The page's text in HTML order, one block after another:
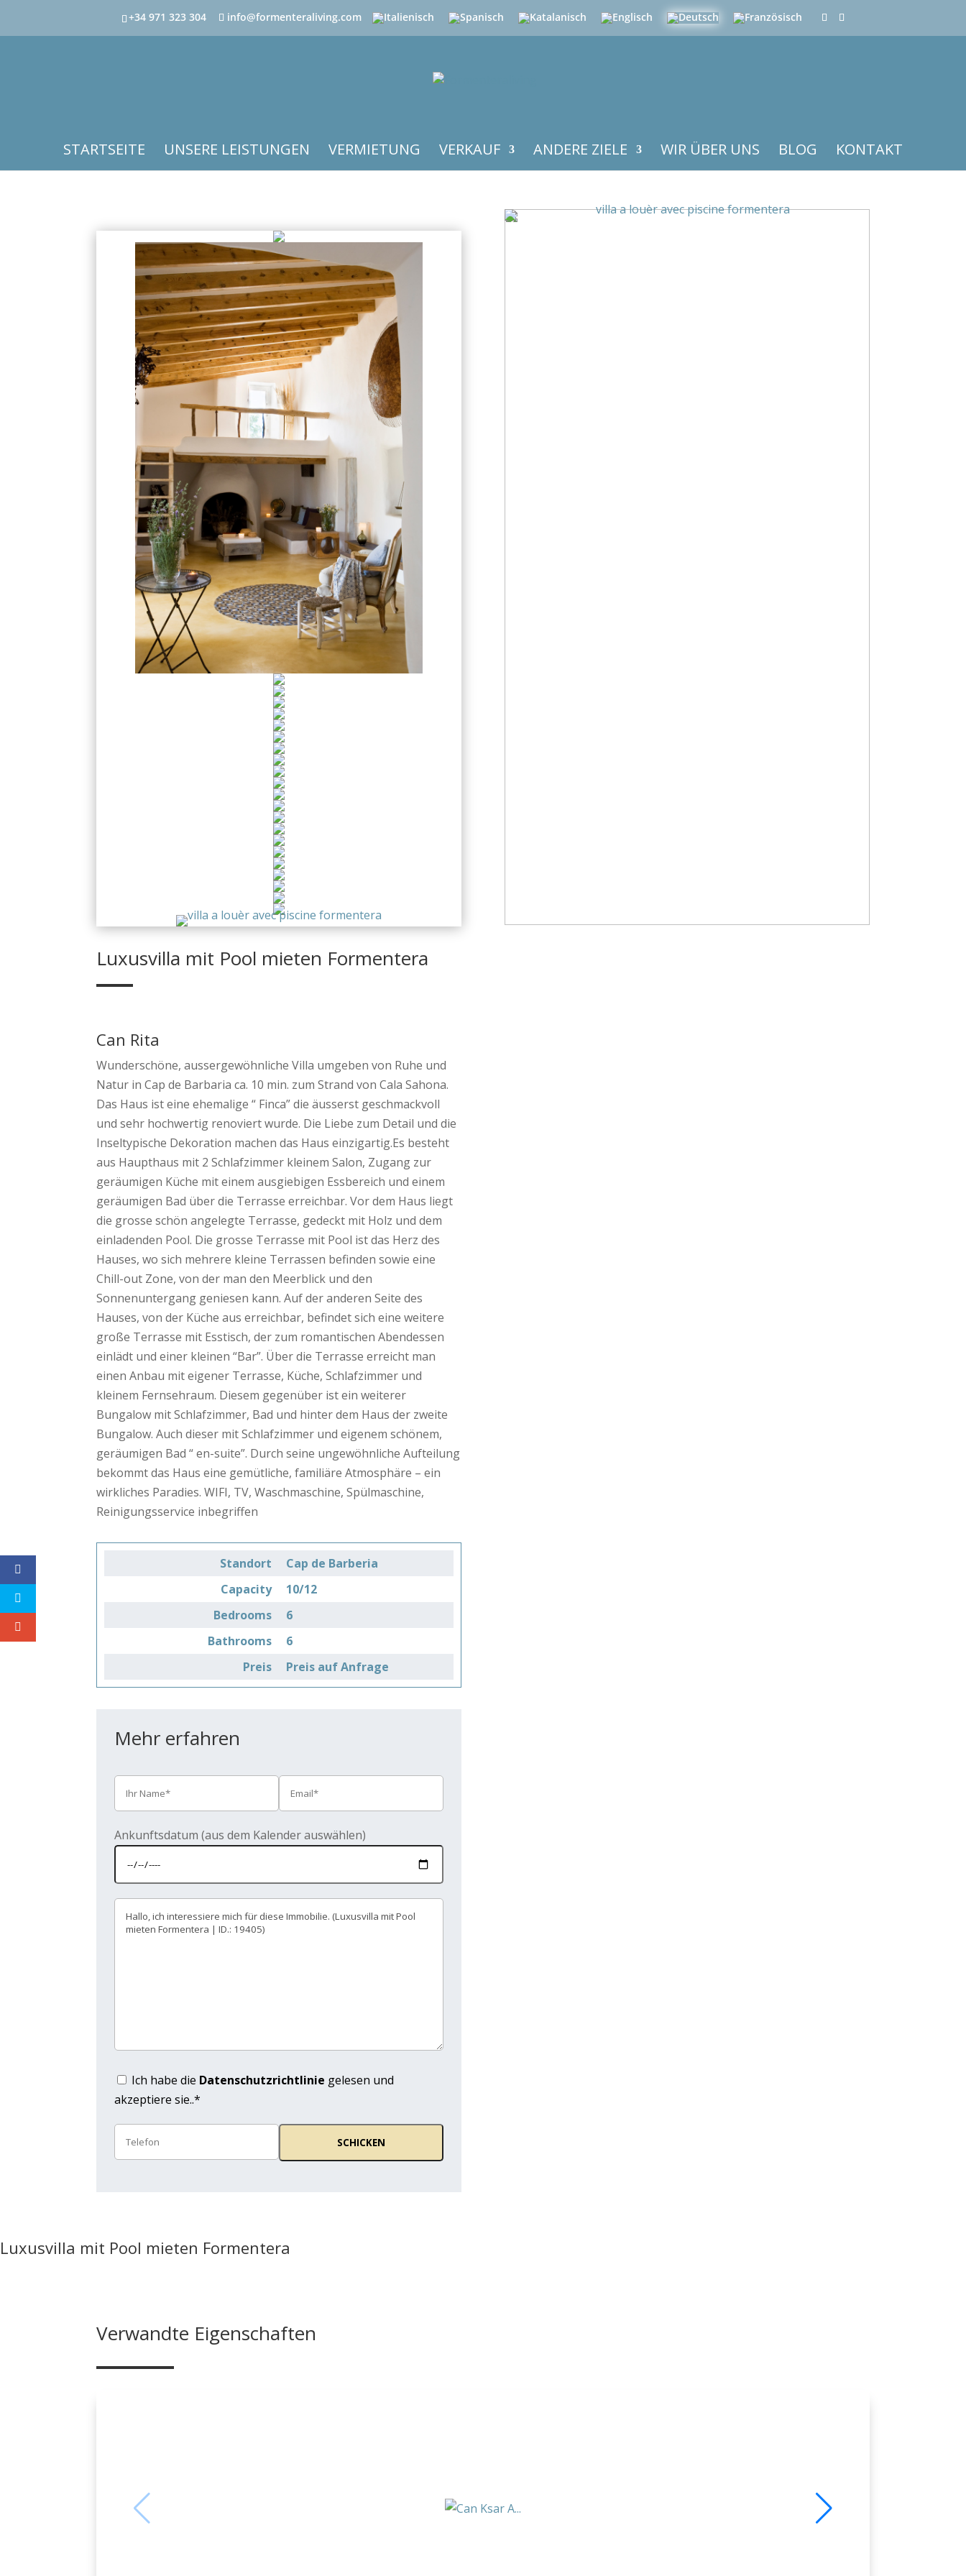
+34 971 323 304 info@formenteraliving.com
STARTSEITE UNSERE LEISTUNGEN VERMIETUNG VERKAUF ANDERE ZIELE WIR ÜBER UNS BLOG KONTAKT
Luxusvilla mit Pool mieten Formentera
Can Rita
Wunderschöne, aussergewöhnliche Villa umgeben von Ruhe und
Natur in Cap de Barbaria ca. 10 min. zum Strand von Cala Sahona.
Das Haus ist eine ehemalige “ Finca” die äusserst geschmackvoll
und sehr hochwertig renoviert wurde. Die Liebe zum Detail und die
Inseltypische Dekoration machen das Haus einzigartig.Es besteht
aus Haupthaus mit 2 Schlafzimmer kleinem Salon, Zugang zur
geräumigen Küche mit einem ausgiebigen Essbereich und einem
geräumigen Bad über die Terrasse erreichbar. Vor dem Haus liegt
die grosse schön angelegte Terrasse, gedeckt mit Holz und dem
einladenden Pool. Die grosse Terrasse mit Pool ist das Herz des
Hauses, wo sich mehrere kleine Terrassen befinden sowie eine
Chill-out Zone, von der man den Meerblick und den
Sonnenuntergang geniesen kann. Auf der anderen Seite des
Hauses, von der Küche aus erreichbar, befindet sich eine weitere
große Terrasse mit Esstisch, der zum romantischen Abendessen
einlädt und einer kleinen “Bar”. Über die Terrasse erreicht man
einen Anbau mit eigener Terrasse, Küche, Schlafzimmer und
kleinem Fernsehraum. Diesem gegenüber ist ein weiterer
Bungalow mit Schlafzimmer, Bad und hinter dem Haus der zweite
Bungalow. Auch dieser mit Schlafzimmer und eigenem schönem,
geräumigen Bad “ en-suite”. Durch seine ungewöhnliche Aufteilung
bekommt das Haus eine gemütliche, familiäre Atmosphäre – ein
wirkliches Paradies. WIFI, TV, Waschmaschine, Spülmaschine,
Reinigungsservice inbegriffen
Standort
Cap de Barberia
Capacity
10/12
Bedrooms
6
Bathrooms
6
Preis
Preis auf Anfrage
Mehr erfahren
Ankunftsdatum (aus dem Kalender auswählen)
Ich habe die Datenschutzrichtlinie gelesen und
akzeptiere sie..*
Luxusvilla mit Pool mieten Formentera
Verwandte Eigenschaften